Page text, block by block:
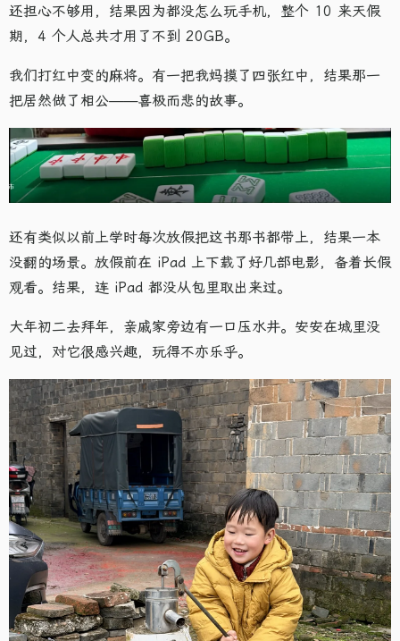
还担心不够用，结果因为都没怎么玩手机，整个 10 来天假
期，4 个人总共才用了不到 20GB。
我们打红中变的麻将。有一把我妈摸了四张红中，结果那一
把居然做了相公——喜极而悲的故事。
还有类似以前上学时每次放假把这书那书都带上，结果一本
没翻的场景。放假前在 iPad 上下载了好几部电影，备着长假
观看。结果，连 iPad 都没从包里取出来过。
大年初二去拜年，亲戚家旁边有一口压水井。安安在城里没
见过，对它很感兴趣，玩得不亦乐乎。